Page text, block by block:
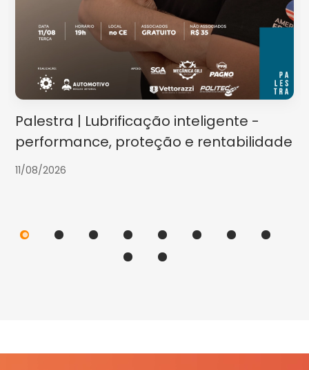
Palestra | Lubrificação inteligente -
performance, proteção e rentabilidade
11/08/2026